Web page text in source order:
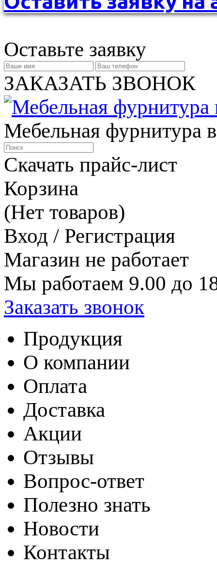
Оставьте заявку
ЗАКАЗАТЬ ЗВОНОК
Мебельная фурнитура
Скачать прайс-лист
Корзина
(Нет товаров)
Вход / Регистрация
Магазин не работает
Мы работаем 9.00 до
Заказать звонок
Продукция
О компании
Оплата
Доставка
Акции
Отзывы
Вопрос-ответ
Полезно знать
Новости
Контакты